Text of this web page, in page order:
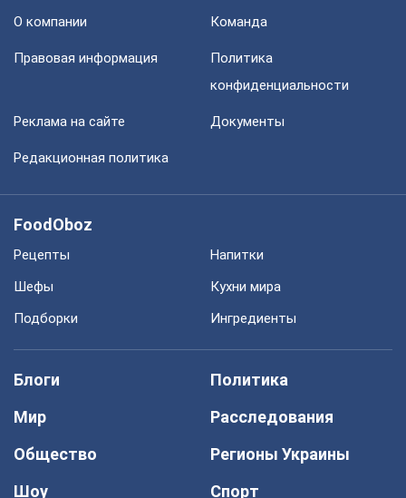
О компании Команда
Правовая информация
Политика
конфиденциальности
Реклама на сайте Документы
Редакционная политика
FoodOboz
Рецепты
Напитки
Шефы
Кухни мира
Подборки
Ингредиенты
Блоги
Политика
Мир
Расследования
Общество
Регионы Украины
Шоу
Спорт